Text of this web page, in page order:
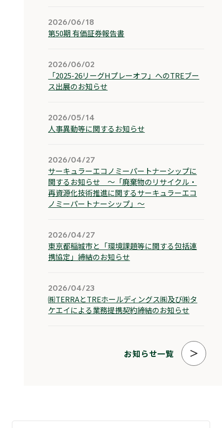
お知らせ⼀覧
2026/06/18
第50期 有価証券報告書
2026/06/02
「2025-26リーグHプレーオフ」へのTREブー
ス出展のお知らせ
2026/05/14
人事異動等に関するお知らせ
2026/04/27
サーキュラーエコノミーパートナーシップに
関するお知らせ ～「廃棄物のリサイクル・
再資源化技術推進に関するサーキュラーエコ
ノミーパートナーシップ」～
2026/04/27
東京都稲城市と「環境課題等に関する包括連
携協定」締結のお知らせ
2026/04/23
㈱TERRAとTREホールディングス㈱及び㈱タ
ケエイによる業務提携契約締結のお知らせ